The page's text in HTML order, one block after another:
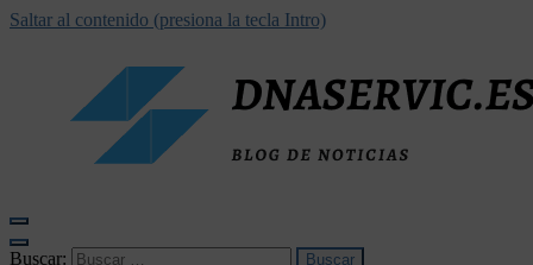
Saltar al contenido (presiona la tecla Intro)
Buscar: